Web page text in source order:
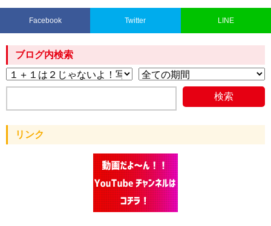
Facebook Twitter LINE
ブログ内検索
リンク